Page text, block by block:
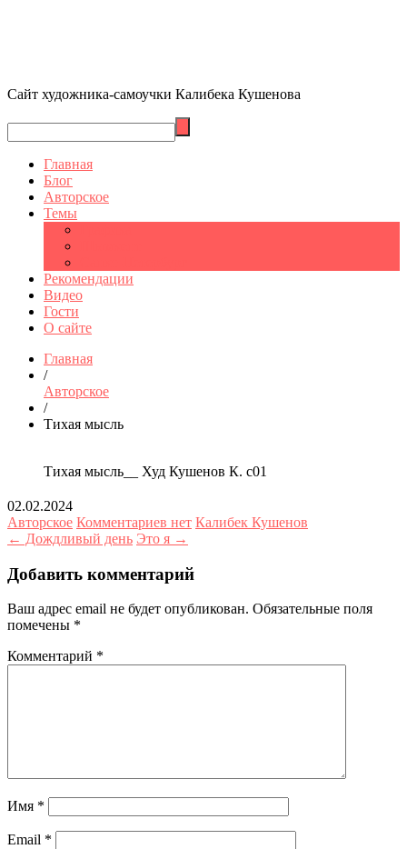
Сайт художника-самоучки Калибека Кушенова
Главная
Блог
Авторское
Темы
Рекомендации
Видео
Гости
О сайте
Главная
/
Авторское
/
Тихая мысль
Тихая мысль__ Худ Кушенов К. с01
02.02.2024
Авторское Комментариев нет Калибек Кушенов
← Дождливый день Это я →
Добавить комментарий
Ваш адрес email не будет опубликован. Обязательные поля
помечены *
Комментарий *
Имя *
Email *